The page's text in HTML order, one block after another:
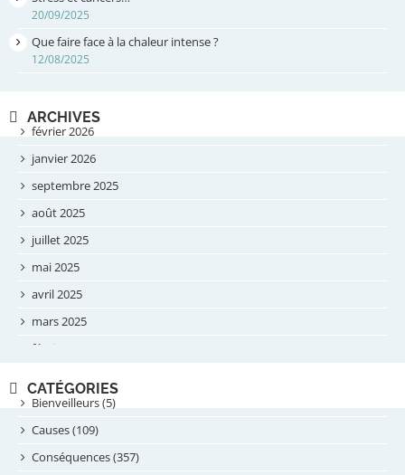
20/09/2025
Que faire face à la chaleur intense ?
12/08/2025
ARCHIVES
février 2026
janvier 2026
septembre 2025
août 2025
juillet 2025
mai 2025
avril 2025
mars 2025
février 2025
septembre 2024
août 2024
juillet 2024
CATÉGORIES
Bienveilleurs (5)
Causes (109)
Conséquences (357)